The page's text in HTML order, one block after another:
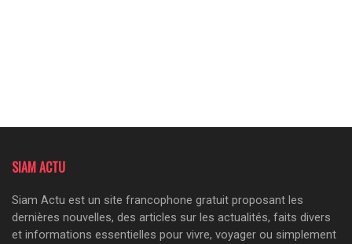
SIAM ACTU
Siam Actu est un site francophone gratuit proposant les
dernières nouvelles, des articles sur les actualités, faits divers
et informations essentielles pour vivre, voyager ou simplement